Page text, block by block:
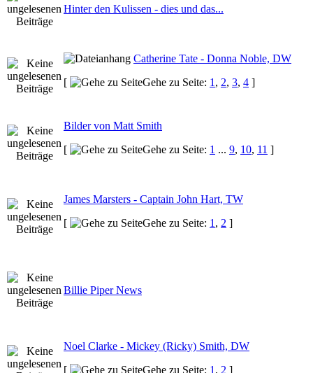
Hinter den Kulissen - dies und das...
Catherine Tate - Donna Noble, DW
[
Gehe zu Seite: 1 , 2, 3, 4 ]
Bilder von Matt Smith
[
Gehe zu Seite: 1 ... 9, 10, 11 ]
James Marsters - Captain John Hart, TW
[
Gehe zu Seite: 1 , 2 ]
Billie Piper News
Noel Clarke - Mickey (Ricky) Smith, DW
[
Gehe zu Seite: 1 , 2 ]